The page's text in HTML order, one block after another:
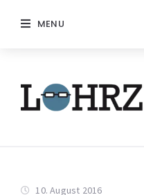
MENU
10. August 2016